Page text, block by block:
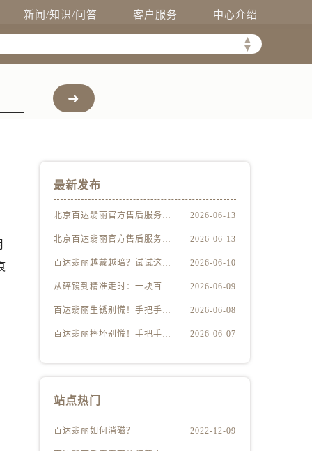
新闻/知识/问答 客户服务 中心介绍
▲
▼
最新发布
北京百达翡丽官方售后服务中心｜最新电话及地址权威信息公示（2026年6月最新） 2026-06-13
北京百达翡丽官方售后服务中心｜服务热线及办公地址权威信息公示（2026年6月最新） 2026-06-13
百达翡丽越戴越暗？试试这些家庭清洁妙招 2026-06-10
从碎镜到精准走时：一块百达翡丽的重生之路 2026-06-09
百达翡丽生锈别慌！手把手教你轻松应对 2026-06-08
百达翡丽摔坏别慌！手把手教你判断损伤程度 2026-06-07
站点热门
百达翡丽如何消磁？ 2022-12-09